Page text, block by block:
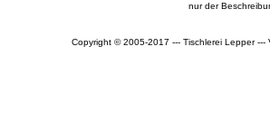
nur der
Copyright © 2005-2017 --- Tischlerei Lepper